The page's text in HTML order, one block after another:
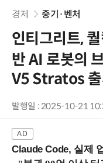
경제 중기·벤처
인티그리트,
반 AI 로봇의
V5 Stratos 출
발행일 : 2025-10-21
Claude Code, 실제 업무